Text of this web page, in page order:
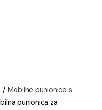
/Mobilne punionice s
punionica za